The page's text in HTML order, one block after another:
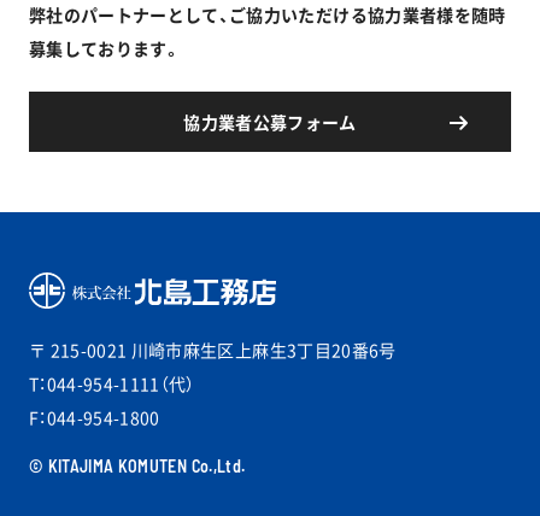
弊社のパートナーとして、ご協力いただける協力業者様を随時
募集しております。
協力業者公募フォーム
〒 215-0021 川崎市麻生区上麻生3丁目20番6号
T：044-954-1111（代）
F：044-954-1800
© KITAJIMA KOMUTEN Co.,Ltd.